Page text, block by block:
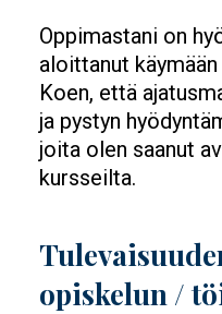
Oppimastani on
aloittanut
Koen, että
ja pystyn
joita olen saanut
kursseilta.
opiskelun /